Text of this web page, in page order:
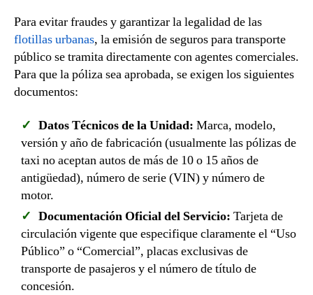
Para evitar fraudes y garantizar la legalidad de las
flotillas urbanas, la emisión de seguros para transporte
público se tramita directamente con agentes comerciales.
Para que la póliza sea aprobada, se exigen los siguientes
documentos:
Datos Técnicos de la Unidad: Marca, modelo,
versión y año de fabricación (usualmente las pólizas de
taxi no aceptan autos de más de 10 o 15 años de
antigüedad), número de serie (VIN) y número de
motor.
Documentación Oficial del Servicio: Tarjeta de
circulación vigente que especifique claramente el “Uso
Público” o “Comercial”, placas exclusivas de
transporte de pasajeros y el número de título de
concesión.